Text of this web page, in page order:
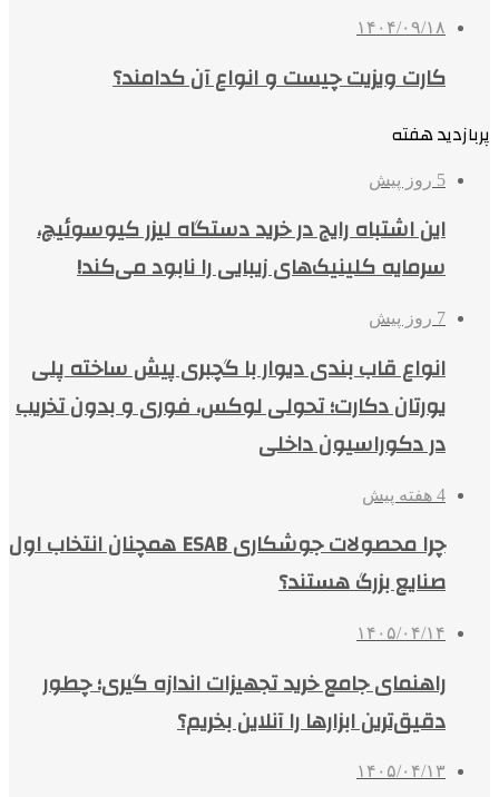
۱۴۰۴/۰۹/۱۸
کارت ویزیت چیست و انواع آن کدامند؟
پربازدید هفته
5 روز پیش
این اشتباه رایج در خرید دستگاه لیزر کیوسوئیچ،
سرمایه کلینیک‌های زیبایی را نابود می‌کند!
7 روز پیش
انواع قاب بندی دیوار با گچبری پیش ساخته پلی
یورتان دکارت؛ تحولی لوکس، فوری و بدون تخریب
در دکوراسیون داخلی
4 هفته پیش
چرا محصولات جوشکاری ESAB همچنان انتخاب اول
صنایع بزرگ هستند؟
۱۴۰۵/۰۴/۱۴
راهنمای جامع خرید تجهیزات اندازه گیری؛ چطور
دقیق‌ترین ابزارها را آنلاین بخریم؟
۱۴۰۵/۰۴/۱۳